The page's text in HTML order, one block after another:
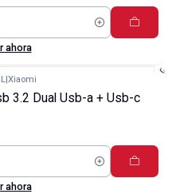
ahora
|Xiaomi
3.2 Dual Usb-a + Usb-c
ahora